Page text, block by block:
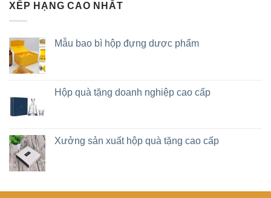
XẾP HẠNG CAO NHẤT
Mẫu bao bì hộp đựng dược phẩm
Hộp quà tặng doanh nghiệp cao cấp
Xưởng sản xuất hộp quà tặng cao cấp